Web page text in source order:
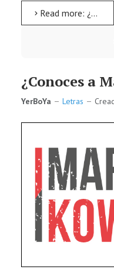
Read more: ¿Es cierto que el hombre pisó la Luna hace 45 años?
¿Conoces a
YerBoYa Letras